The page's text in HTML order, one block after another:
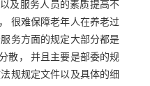
及服务人员的素质提高不
很难保障老年人在养老过
务方面的规定大部分都是
散， 并且主要是部委的规
规规定文件以及具体的细